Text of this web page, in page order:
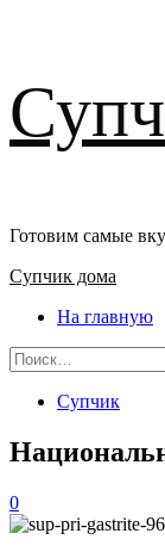
к
содержимому
Готовим самые
Основное
Супчик дома
На главную
Найти:
Супчик
0